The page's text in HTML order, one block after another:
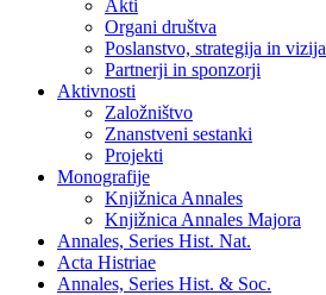
Akti
Organi društva
Poslanstvo, strategija in vizija
Partnerji in sponzorji
Aktivnosti
Založništvo
Znanstveni sestanki
Projekti
Monografije
Knjižnica Annales
Knjižnica Annales Majora
Annales, Series Hist. Nat.
Acta Histriae
Annales, Series Hist. & Soc.